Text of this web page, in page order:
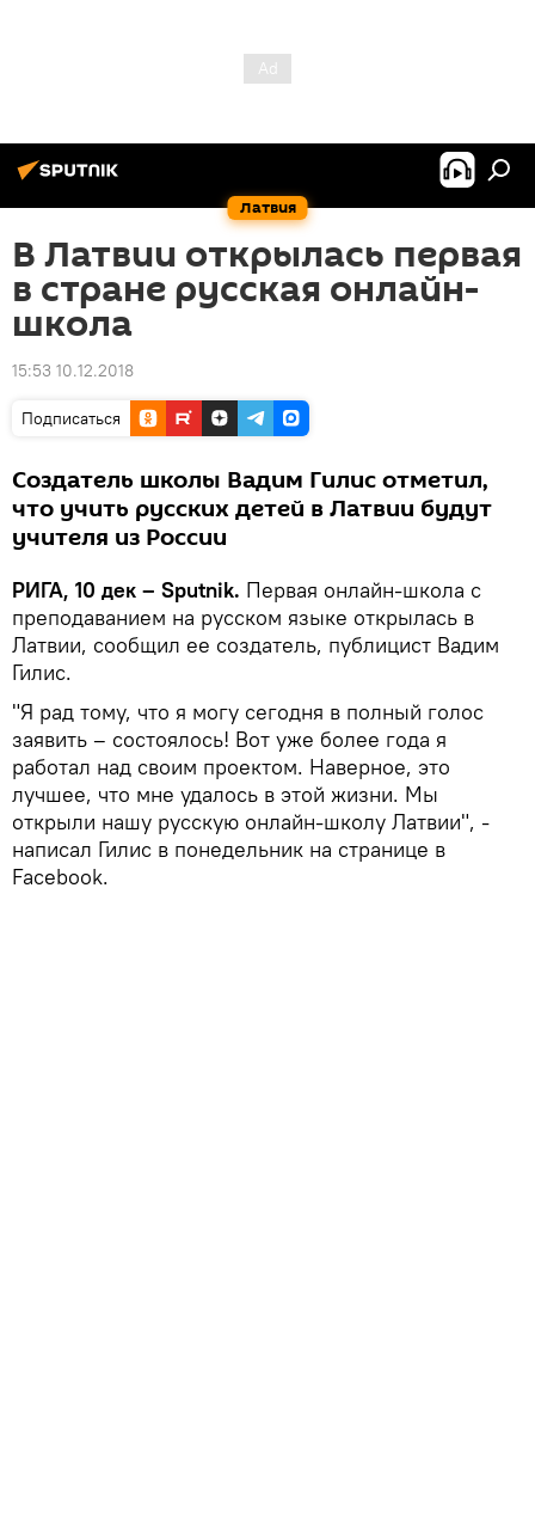
Латвия
В Латвии открылась первая
в стране русская онлайн-
школа
15:53 10.12.2018
Подписаться
Создатель школы Вадим Гилис отметил,
что учить русских детей в Латвии будут
учителя из России
РИГА, 10 дек – Sputnik. Первая онлайн-школа с
преподаванием на русском языке открылась в
Латвии, сообщил ее создатель, публицист Вадим
Гилис.
"Я рад тому, что я могу сегодня в полный голос
заявить – состоялось! Вот уже более года я
работал над своим проектом. Наверное, это
лучшее, что мне удалось в этой жизни. Мы
открыли нашу русскую онлайн-школу Латвии", -
написал Гилис в понедельник на странице в
Facebook.